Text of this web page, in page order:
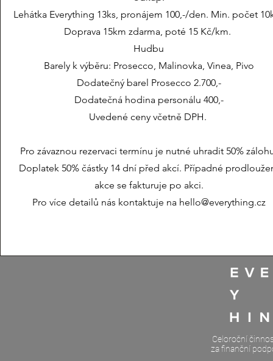
Lehátka Everything 13ks, pronájem 100,-/den. Min. počet
Doprava 15km zdarma, poté 15 Kč/km.
Hudbu
Barely k výběru: Prosecco, Malinovka, Vinea, Pivo
Dodatečný barel Prosecco 2.700,-
Dodatečná hodina personálu 400,-
Uvedené ceny včetně DPH.
Pro závaznou rezervaci termínu je nutné uhradit 50%
Doplatek 50% částky 14 dní před akcí. Případné
akce se fakturuje po akci.
Pro více detailů nás kontaktuje na hello@everything.cz
Celoroční
za finanční